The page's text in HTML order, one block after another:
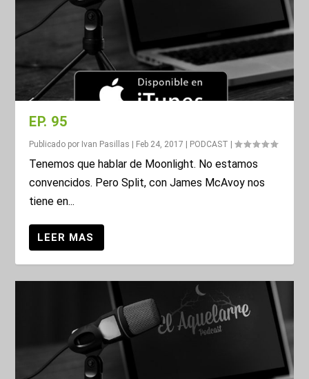
EP. 95
Publicado por Ivan Pasillas Feb 24, 2017 PODCAST |
Tenemos que hablar de Moonlight. No estamos
convencidos. Pero Split, con James McAvoy nos
tiene en...